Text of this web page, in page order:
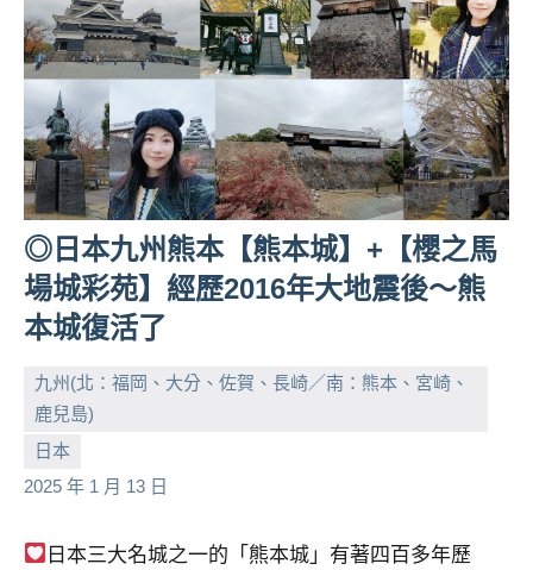
◎日本九州熊本【熊本城】+【櫻之馬
場城彩苑】經歷2016年大地震後～熊
本城復活了
九州(北：福岡、大分、佐賀、長崎／南：熊本、宮崎、
鹿兒島)
日本
2025 年 1 月 13 日
小
芳
No
comments
日本三大名城之一的「熊本城」有著四百多年歷